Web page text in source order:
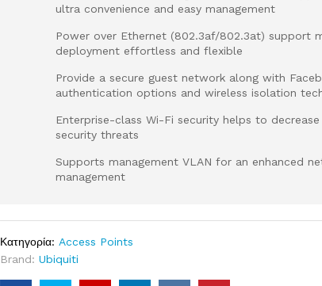
ultra convenience and easy management
Power over Ethernet (802.3af/802.3at) support
deployment effortless and flexible
Provide a secure guest network along with
authentication options and wireless isolation
Enterprise-class Wi-Fi security helps to
security threats
Supports management VLAN for an enhanced
management
Κατηγορία: Access Points
Brand: Ubiquiti